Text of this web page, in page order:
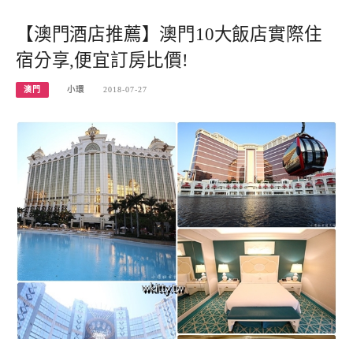
【澳門酒店推薦】澳門10大飯店實際住
宿分享,便宜訂房比價!
澳門 小環 2018-07-27